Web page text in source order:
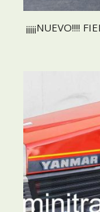
¡¡¡¡¡NUEVO!!!!